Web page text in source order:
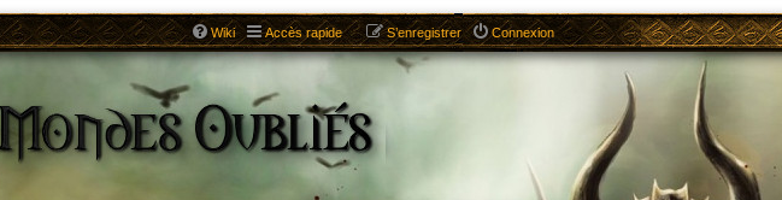
Wiki Accès rapide Connexion
S’enregistrer